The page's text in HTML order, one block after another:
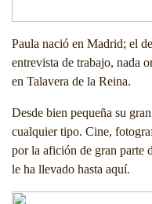
Paula nació en Madrid; el
entrevista de trabajo, nada
en Talavera de la Reina.
Desde bien pequeña su
cualquier tipo. Cine,
por la afición de gran parte
le ha llevado hasta aquí.